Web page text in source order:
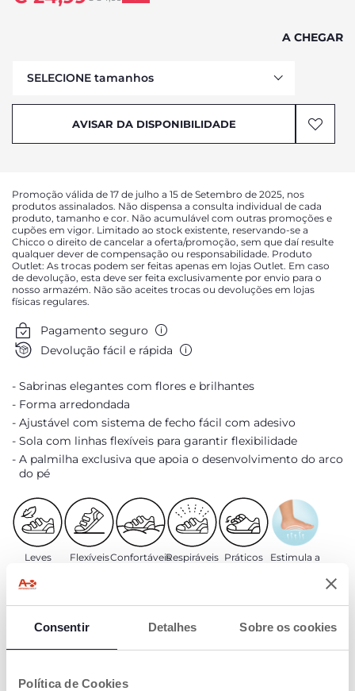
Consentir Detalhes Sobre os cookies
Política de Cookies
A CHEGAR
SELECIONE tamanhos
AVISAR DA DISPONIBILIDADE
AVISAR DA DISPONIBILIDADE
AVISAR DA DISPONIBILIDADE
AVISAR DA DISPONIBILIDADE
AVISAR DA DISPONIBILIDADE
Promoção válida de 17 de julho a 15 de Setembro de 2025, nos
produtos assinalados. Não dispensa a consulta individual de cada
produto, tamanho e cor. Não acumulável com outras promoções e
cupões em vigor. Limitado ao stock existente, reservando-se a
Chicco o direito de cancelar a oferta/promoção, sem que daí resulte
qualquer dever de compensação ou responsabilidade. Produto
Outlet: As trocas podem ser feitas apenas em lojas Outlet. Em caso
de devolução, esta deve ser feita exclusivamente por envio para o
nosso armazém. Não são aceites trocas ou devoluções em lojas
físicas regulares.
Pagamento seguro
Devolução fácil e rápida
Sabrinas elegantes com flores e brilhantes
Forma arredondada
Ajustável com sistema de fecho fácil com adesivo
Sola com linhas flexíveis para garantir flexibilidade
A palmilha exclusiva que apoia o desenvolvimento do arco
do pé
Leves FlexíveisConfortáveisRespiráveis Práticos
Estimula a
Fisiológica